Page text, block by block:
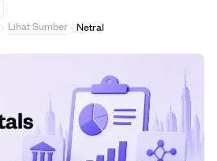
· Lihat Sumber · Netral